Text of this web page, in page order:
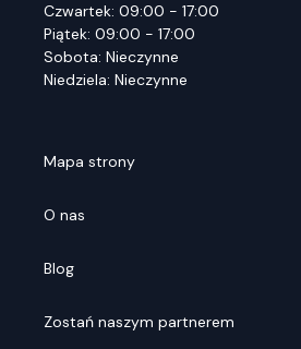
Czwartek: 09:00 - 17:00
Piątek: 09:00 - 17:00
Sobota: Nieczynne
Niedziela: Nieczynne
Mapa strony
O nas
Blog
Zostań naszym partnerem